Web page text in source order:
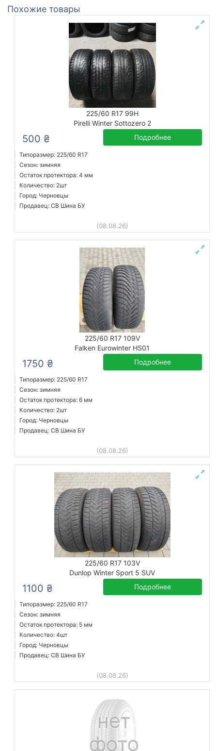
Похожие товары
225/60 R17 99H
Pirelli Winter Sottozero 2
500 ₴ Подробнее
Типоразмер: 225/60 R17
Сезон: зимняя
Остаток протектора: 4 мм
Количество: 2шт
Город: Черновцы
Продавец: СВ Шина БУ
(08.08.26)
225/60 R17 109V
Falken Eurowinter HS01
1750 ₴ Подробнее
Типоразмер: 225/60 R17
Сезон: зимняя
Остаток протектора: 6 мм
Количество: 2шт
Город: Черновцы
Продавец: СВ Шина БУ
(08.08.26)
225/60 R17 103V
Dunlop Winter Sport 5 SUV
1100 ₴ Подробнее
Типоразмер: 225/60 R17
Сезон: зимняя
Остаток протектора: 5 мм
Количество: 4шт
Город: Черновцы
Продавец: СВ Шина БУ
(08.08.26)